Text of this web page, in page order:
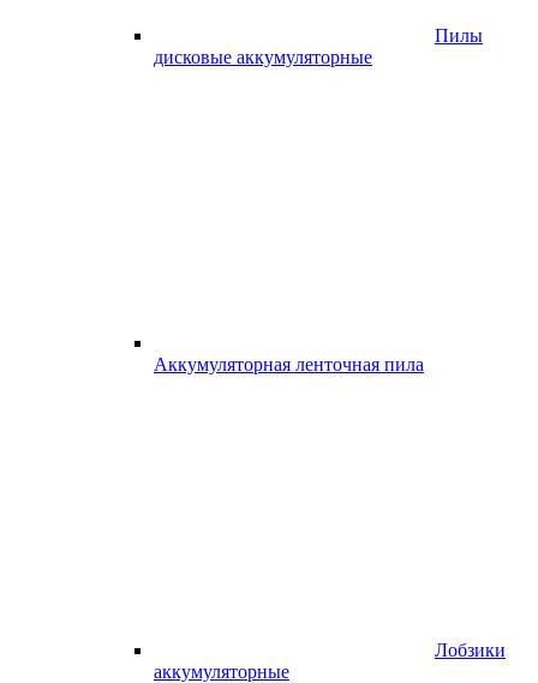
Пилы
дисковые аккумуляторные
Аккумуляторная ленточная пила
Лобзики
аккумуляторные